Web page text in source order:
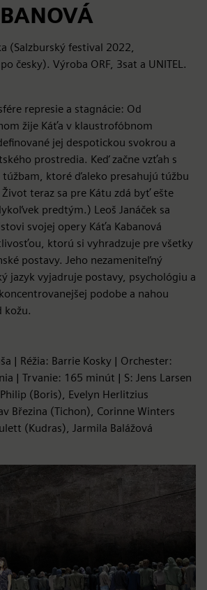
(Salzburský festival 2022,
česky). Výroba ORF, 3sat a UNITEL.
represie a stagnácie: Od
žije Káťa v klaustrofóbnom
jej despotickou svokrou a
prostredia. Keď začne vzťah s
ktoré ďaleko presahujú túžbu
teraz sa pre Kátu zdá byť ešte
predtým.) Leoš Janáček sa
svojej opery Káťa Kabanová
ktorú si vyhradzuje pre všetky
postavy. Jeho nezameniteľný
jazyk vyjadruje postavy, psychológiu a
podobe a nahou
kožu.
| Réžia: Barrie Kosky | Orchester:
| Trvanie: 165 minút | S: Jens Larsen
(Boris), Evelyn Herlitzius
Březina (Tichon), Corinne Winters
(Kudras), Jarmila Balážová